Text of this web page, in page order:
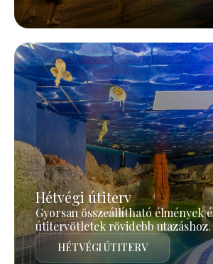
Hétvégi útiterv
Gyorsan összeállítható élmények
útitervötletek rövidebb utazáshoz.
HÉTVÉGI ÚTITERV